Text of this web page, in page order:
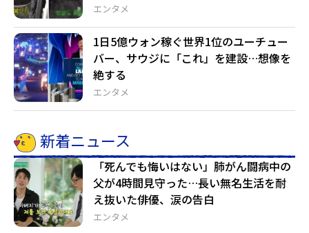
エンタメ
エンタメ
1日5億ウォン稼ぐ世界1位のユーチュー
バー、サウジに「これ」を建設…想像を
絶する
新着ニュース
エンタメ
「死んでも悔いはない」肺がん闘病中の
父が4時間見守った…長い無名生活を耐
え抜いた俳優、涙の告白